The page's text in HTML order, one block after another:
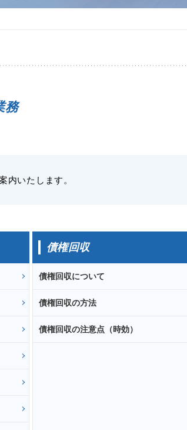
務
内いたします。
債権回収
債権回収について
債権回収の方法
債権回収の注意点（時効）